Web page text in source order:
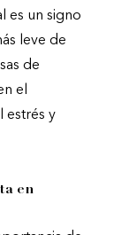
es un signo
leve de
de
el
estrés y
en